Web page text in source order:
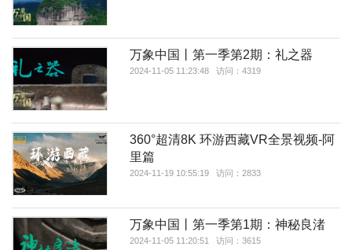
万象中国丨第一季第2期：礼之器
2024-11-05 11:23:48 访问：4319
360°超清8K 环游西藏VR全景视频-阿
里篇
2024-11-19 10:55:19 访问：2833
万象中国丨第一季第1期：神秘良渚
2024-11-05 11:20:51 访问：3615